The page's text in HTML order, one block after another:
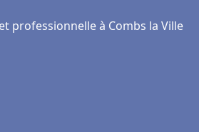
professionnelle à Combs la Ville